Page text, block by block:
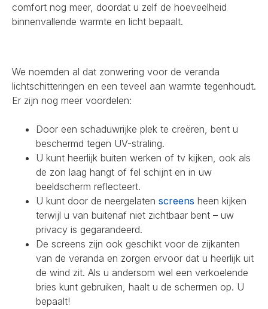
comfort nog meer, doordat u zelf de hoeveelheid
binnenvallende warmte en licht bepaalt.
We noemden al dat zonwering voor de veranda
lichtschitteringen en een teveel aan warmte tegenhoudt.
Er zijn nog meer voordelen:
Door een schaduwrijke plek te creëren, bent u
beschermd tegen UV-straling.
U kunt heerlijk buiten werken of tv kijken, ook als
de zon laag hangt of fel schijnt en in uw
beeldscherm reflecteert.
U kunt door de neergelaten screens heen kijken
terwijl u van buitenaf niet zichtbaar bent – uw
privacy is gegarandeerd.
De screens zijn ook geschikt voor de zijkanten
van de veranda en zorgen ervoor dat u heerlijk uit
de wind zit. Als u andersom wel een verkoelende
bries kunt gebruiken, haalt u de schermen op. U
bepaalt!